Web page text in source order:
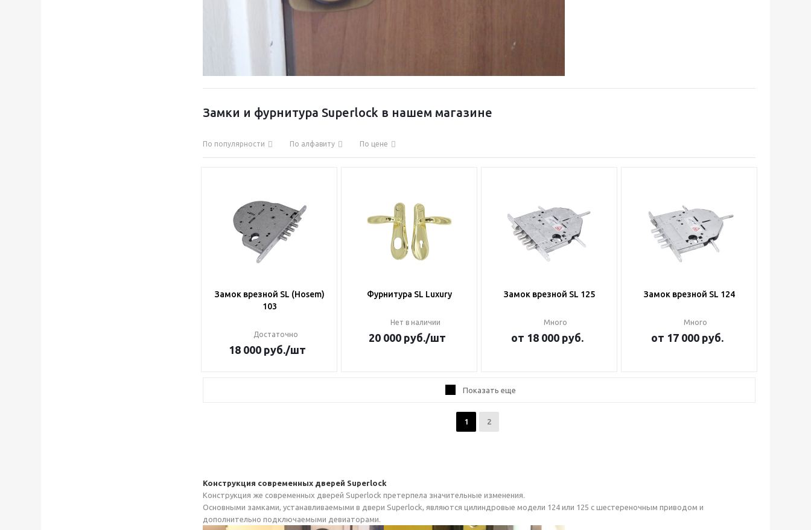
Замки и фурнитура Superlock в нашем магазине
По популярности По алфавиту По цене
Замок врезной SL (Hosem)
103
Достаточно
18 000 руб./шт
Фурнитура SL Luxury
Нет в наличии
20 000 руб./шт
Замок врезной SL 125
Много
от 18 000 руб.
Замок врезной SL 124
Много
от 17 000 руб.
Показать еще
1 2
Конструкция современных дверей Superlock
Конструкция же современных дверей Superlock претерпела значительные изменения.
Основными замками, устанавливаемыми в двери Superlock, являются цилиндровые модели 124 или 125 с шестереночным приводом и
дополнительно подключаемыми девиаторами.